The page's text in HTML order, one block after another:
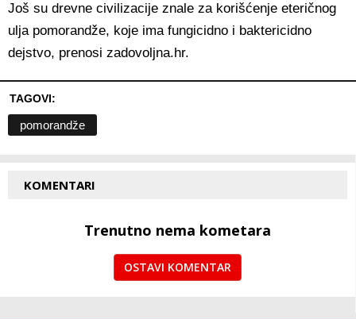
Još su drevne civilizacije znale za korišćenje eteričnog
ulja pomorandže, koje ima fungicidno i baktericidno
dejstvo, prenosi zadovoljna.hr.
TAGOVI:
pomorandže
KOMENTARI
Trenutno nema kometara
OSTAVI KOMENTAR